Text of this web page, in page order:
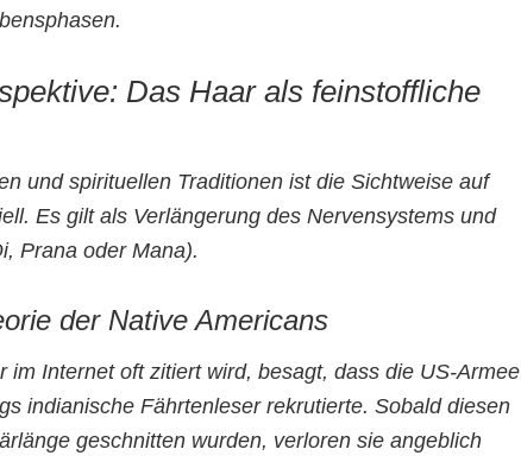
Das Haar als feinstoffliche
und spirituellen Traditionen ist die Sichtweise auf
Es gilt als Verlängerung des Nervensystems und
, Prana oder Mana).
der Native Americans
im Internet oft zitiert wird, besagt, dass die US-Armee
indianische Fährtenleser rekrutierte. Sobald diesen
geschnitten wurden, verloren sie angeblich